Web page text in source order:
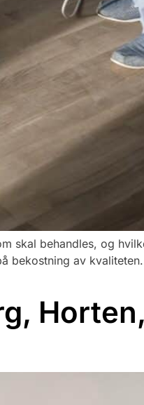
skal behandles, og
bekostning av
Horten,